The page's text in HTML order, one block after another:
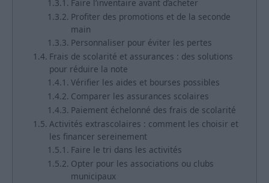
Faire l’inventaire avant d’acheter
Profiter des promotions et de la seconde
main
Personnaliser pour éviter les pertes
Frais de scolarité et assurances : des solutions
pour réduire la note
Vérifier les aides et bourses possibles
Comparer les assurances scolaires
Paiement échelonné des frais de scolarité
Activités extrascolaires : comment les choisir et
les financer sereinement
Faire le tri dans les activités
Opter pour les associations ou clubs
municipaux